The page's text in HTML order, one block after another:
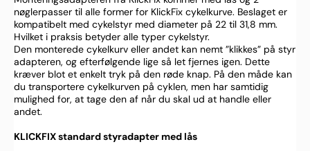
nøglerpasser til alle former for KlickFix cykelkurve. Beslaget er
kompatibelt med cykelstyr med diameter på 22 til 31,8 mm.
Hvilket i praksis betyder alle typer cykelstyr.
Den monterede cykelkurv eller andet kan nemt ”klikkes” på styr
adapteren, og efterfølgende lige så let fjernes igen. Dette
kræver blot et enkelt tryk på den røde knap. På den måde kan
du transportere cykelkurven på cyklen, men har samtidig
mulighed for, at tage den af når du skal ud at handle eller
andet.
KLICKFIX standard styradapter med lås